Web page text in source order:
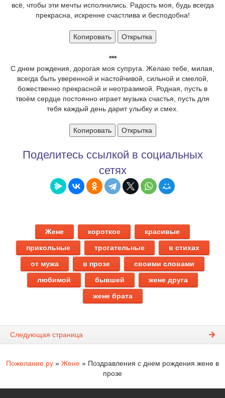
всё, чтобы эти мечты исполнились. Радость моя, будь всегда
прекрасна, искренне счастлива и бесподобна!
Копировать Открытка
***
С днем рождения, дорогая моя супруга. Желаю тебе, милая,
всегда быть уверенной и настойчивой, сильной и смелой,
божественно прекрасной и неотразимой. Родная, пусть в
твоём сердце постоянно играет музыка счастья, пусть для
тебя каждый день дарит улыбку и смех.
Копировать Открытка
Поделитесь ссылкой в социальных
сетях
Жене короткое
красивые
прикольные
трогательные
в стихах
от мужа
в прозе
своими словами
любимой
бывшей
жене друга
жене брата
Следующая страница
Пожелание.ру » Жене » Поздравления с днем рождения жене в
прозе